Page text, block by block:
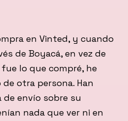
en Vinted, y cuando
de Boyacá, en vez de
lo que compré, he
otra persona. Han
envío sobre su
nada que ver ni en